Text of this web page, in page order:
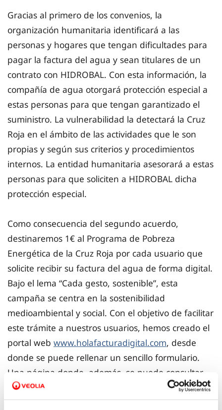
Gracias al primero de los convenios, la
organización humanitaria identificará a las
personas y hogares que tengan dificultades para
pagar la factura del agua y sean titulares de un
contrato con HIDROBAL. Con esta información, la
compañía de agua otorgará protección especial a
estas personas para que tengan garantizado el
suministro. La vulnerabilidad la detectará la Cruz
Roja en el ámbito de las actividades que le son
propias y según sus criterios y procedimientos
internos. La entidad humanitaria asesorará a estas
personas para que soliciten a HIDROBAL dicha
protección especial.
Como consecuencia del segundo acuerdo,
destinaremos 1€ al Programa de Pobreza
Energética de la Cruz Roja por cada usuario que
solicite recibir su factura del agua de forma digital.
Bajo el lema “Cada gesto, sostenible”, esta
campaña se centra en la sostenibilidad
medioambiental y social. Con el objetivo de facilitar
este trámite a nuestros usuarios, hemos creado el
portal web www.holafacturadigital.com, desde
donde se puede rellenar un sencillo formulario.
Una página donde, además, se puede consultar
en tiempo real el número de personas que ya han
decidido dar el paso definitivo hacia la